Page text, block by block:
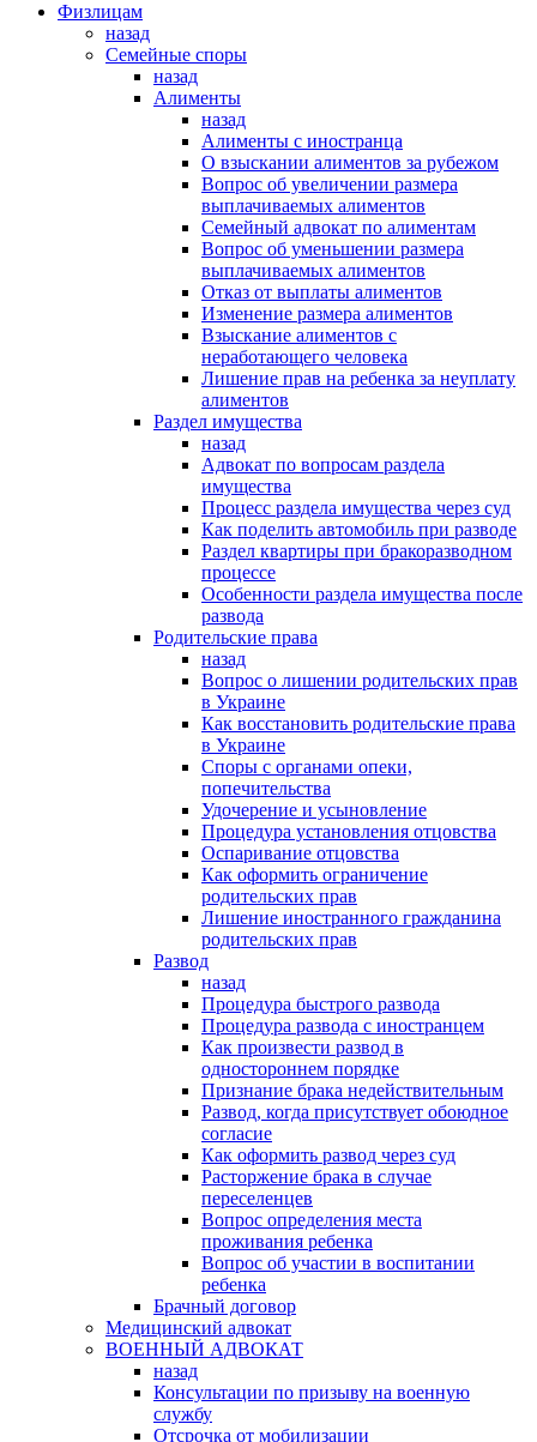
Физлицам
назад
Семейные споры
назад
Алименты
назад
Алименты с иностранца
О взыскании алиментов за рубежом
Вопрос об увеличении размера
выплачиваемых алиментов
Семейный адвокат по алиментам
Вопрос об уменьшении размера
выплачиваемых алиментов
Отказ от выплаты алиментов
Изменение размера алиментов
Взыскание алиментов с
неработающего человека
Лишение прав на ребенка за неуплату
алиментов
Раздел имущества
назад
Адвокат по вопросам раздела
имущества
Процесс раздела имущества через суд
Как поделить автомобиль при разводе
Раздел квартиры при бракоразводном
процессе
Особенности раздела имущества после
развода
Родительские права
назад
Вопрос о лишении родительских прав
в Украине
Как восстановить родительские права
в Украине
Споры с органами опеки,
попечительства
Удочерение и усыновление
Процедура установления отцовства
Оспаривание отцовства
Как оформить ограничение
родительских прав
Лишение иностранного гражданина
родительских прав
Развод
назад
Процедура быстрого развода
Процедура развода с иностранцем
Как произвести развод в
одностороннем порядке
Признание брака недействительным
Развод, когда присутствует обоюдное
согласие
Как оформить развод через суд
Расторжение брака в случае
переселенцев
Вопрос определения места
проживания ребенка
Вопрос об участии в воспитании
ребенка
Брачный договор
Медицинский адвокат
ВОЕННЫЙ АДВОКАТ
назад
Консультации по призыву на военную
службу
Отсрочка от мобилизации